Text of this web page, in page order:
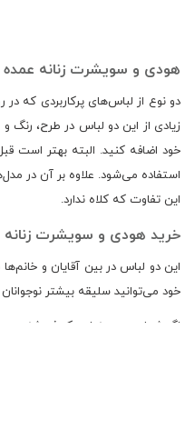
هودی و سویشرت زنانه عمده
دو نوع از لباس‌های پرکاربردی که
زیادی از این دو لباس در طرح، رنگ
خود اضافه کنید. البته بهتر است
استفاده می‌شود. علاوه بر آن در
این تفاوت که کلاه ندارد.
خرید هودی و سویشرت زنانه
این دو لباس در بین آقایان و
خود می‌توانید سلیقه بیشتر
اگر شما هم به‌عنوان یک فروشنده